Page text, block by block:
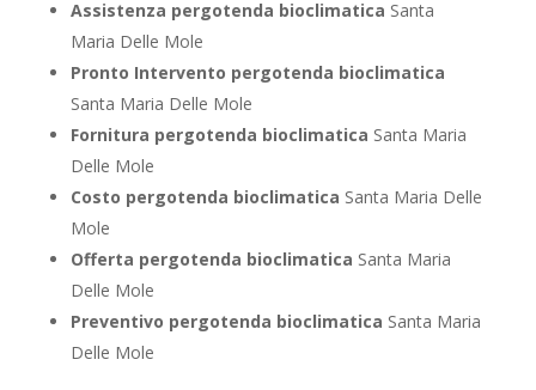
Assistenza pergotenda bioclimatica Santa
Maria Delle Mole
Pronto Intervento pergotenda bioclimatica
Santa Maria Delle Mole
Fornitura pergotenda bioclimatica Santa Maria
Delle Mole
Costo pergotenda bioclimatica Santa Maria Delle
Mole
Offerta pergotenda bioclimatica Santa Maria
Delle Mole
Preventivo pergotenda bioclimatica Santa Maria
Delle Mole